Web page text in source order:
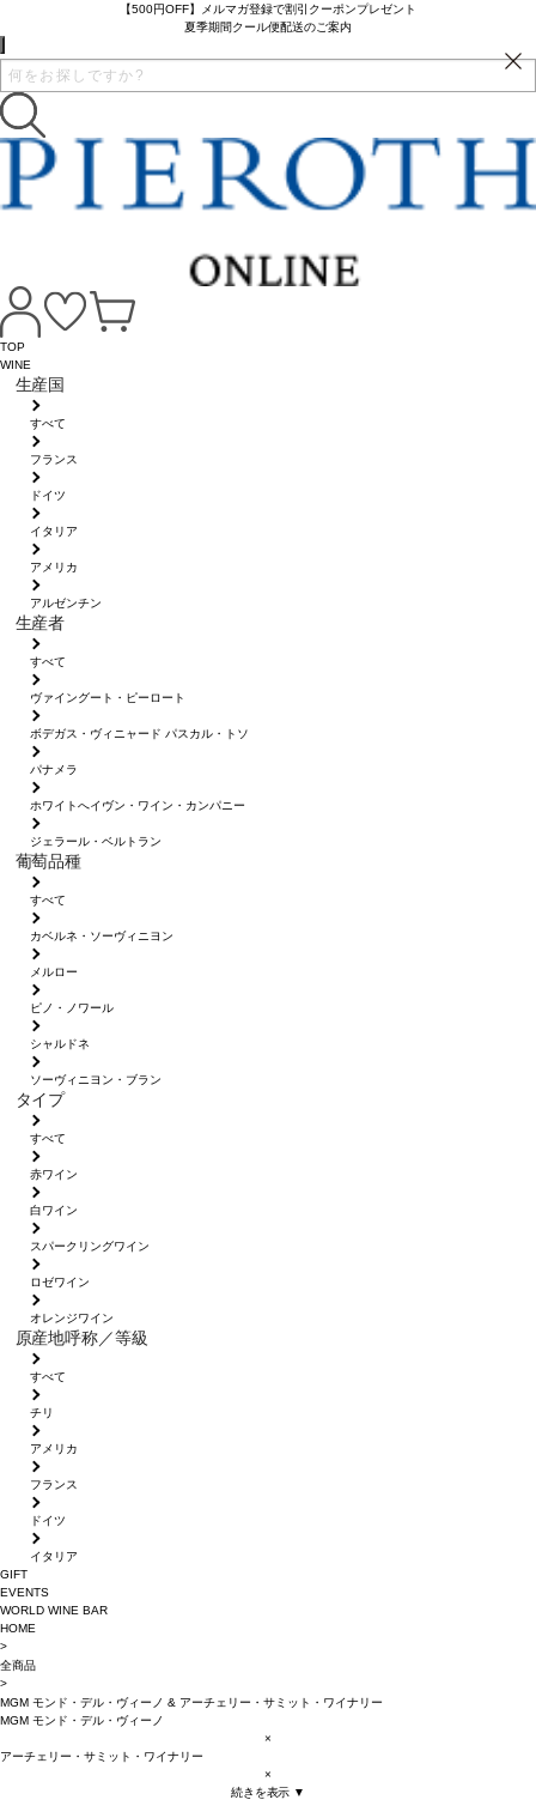
【500円OFF】メルマガ登録で割引クーポンプレゼント
夏季期間クール便配送のご案内
TOP
WINE
生産国
すべて
フランス
ドイツ
イタリア
アメリカ
アルゼンチン
生産者
すべて
ヴァイングート・ピーロート
ボデガス・ヴィニャード パスカル・トソ
パナメラ
ホワイトへイヴン・ワイン・カンパニー
ジェラール・ベルトラン
葡萄品種
すべて
カベルネ・ソーヴィニヨン
メルロー
ピノ・ノワール
シャルドネ
ソーヴィニヨン・ブラン
タイプ
すべて
赤ワイン
白ワイン
スパークリングワイン
ロゼワイン
オレンジワイン
原産地呼称／等級
すべて
チリ
アメリカ
フランス
ドイツ
イタリア
GIFT
EVENTS
WORLD WINE BAR
HOME
>
全商品
>
MGM モンド・デル・ヴィーノ & アーチェリー・サミット・ワイナリー
MGM モンド・デル・ヴィーノ
×
アーチェリー・サミット・ワイナリー
×
続きを表示 ▼